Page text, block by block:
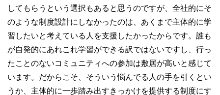
してもらうという選択もあると思うのですが、全社的にそ
のような制度設計にしなかったのは、あくまで主体的に学
習したいと考えている人を支援したかったからです。誰も
が自発的にあれこれ学習ができる訳ではないですし、行っ
たことのないコミュニティへの参加は敷居が高いと感じて
います。 だからこそ、そういう悩んでる人の手を引くとい
うか、主体的に一歩踏み出すきっかけを提供する制度にす